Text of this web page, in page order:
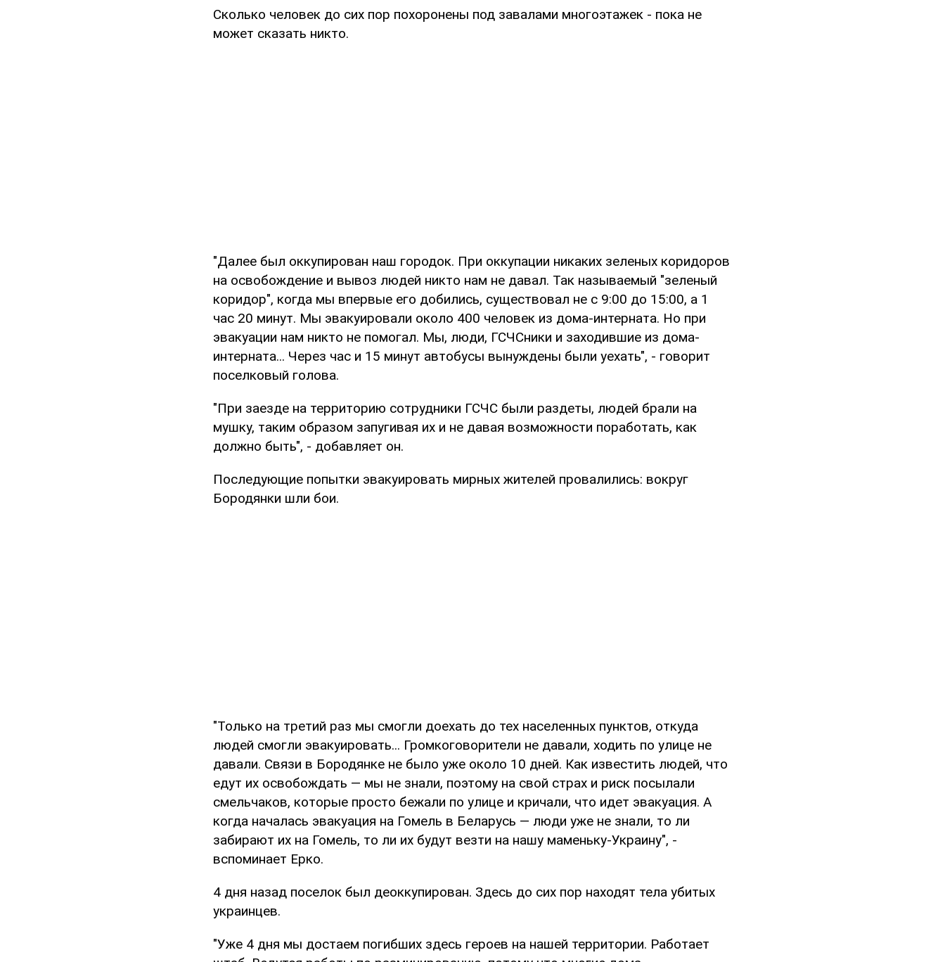
Сколько человек до сих пор похоронены под завалами многоэтажек - пока не
может сказать никто.
"Далее был оккупирован наш городок. При оккупации никаких зеленых коридоров
на освобождение и вывоз людей никто нам не давал. Так называемый "зеленый
коридор", когда мы впервые его добились, существовал не с 9:00 до 15:00, а 1
час 20 минут. Мы эвакуировали около 400 человек из дома-интерната. Но при
эвакуации нам никто не помогал. Мы, люди, ГСЧСники и заходившие из дома-
интерната... Через час и 15 минут автобусы вынуждены были уехать", - говорит
поселковый голова.
"При заезде на территорию сотрудники ГСЧС были раздеты, людей брали на
мушку, таким образом запугивая их и не давая возможности поработать, как
должно быть", - добавляет он.
Последующие попытки эвакуировать мирных жителей провалились: вокруг
Бородянки шли бои.
"Только на третий раз мы смогли доехать до тех населенных пунктов, откуда
людей смогли эвакуировать... Громкоговорители не давали, ходить по улице не
давали. Связи в Бородянке не было уже около 10 дней. Как известить людей, что
едут их освобождать — мы не знали, поэтому на свой страх и риск посылали
смельчаков, которые просто бежали по улице и кричали, что идет эвакуация. А
когда началась эвакуация на Гомель в Беларусь — люди уже не знали, то ли
забирают их на Гомель, то ли их будут везти на нашу маменьку-Украину", -
вспоминает Ерко.
4 дня назад поселок был деоккупирован. Здесь до сих пор находят тела убитых
украинцев.
"Уже 4 дня мы достаем погибших здесь героев на нашей территории. Работает